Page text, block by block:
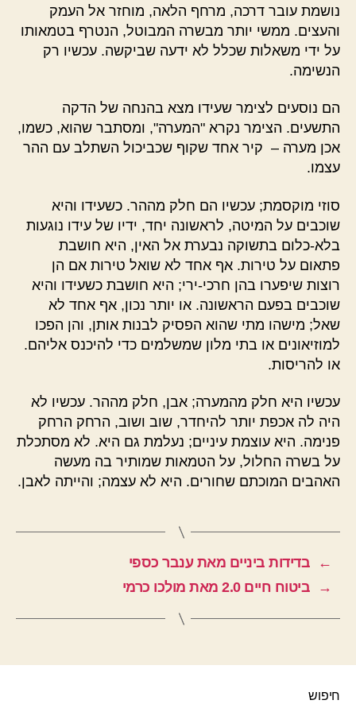
נושמת עובר דרכה, מרחף הלאה, מוחזר אל העמק
והעצים. ממשי יותר מבשרה המבוטל, הנטרף בטמאותו
על ידי משאלות שכלל לא ידעה שביקשה. עכשיו רק
הנשימה.
הם נוסעים לצימר שעידו מצא בהנחה של הדקה
התשעים. הצימר נקרא "המערה", ומסתבר שהוא, כשמו,
אכן מערה – קיר אחד שקוף שכביכול השתלב עם ההר
עצמו.
סוזי מוקסמת; עכשיו הם חלק מההר. כשעידו והיא
שוכבים על המיטה, לראשונה יחד, ידיו של עידו נוגעות
בלא-כלום בתשוקה נבערת אל האין, היא חושבת
פתאום על טירות. אף אחד לא שואל טירות אם הן
רוצות שיפערו בהן חרכי-ירי; היא חושבת כשעידו והיא
שוכבים בפעם הראשונה. או יותר נכון, אף אחד לא
שאל; מישהו מתי שהוא הפסיק לבנות אותן, והן הפכו
למוזיאונים או בתי מלון שמשלמים כדי להיכנס אליהם.
או להריסות.
עכשיו היא חלק מהמערה; אבן, חלק מההר. עכשיו לא
היה לה אכפת יותר להיחדר, שוב ושוב, הרחק הרחק
פנימה. היא עוצמת עיניים; נעלמת גם היא. לא מסתכלת
על בשרה החלול, על הטמאות שמותיר בה מעשה
האהבים המוכתם שחורים. היא לא עצמה; והייתה לאבן.
←
בדידות ביניים מאת ענבר כספי
→
ביטוח חיים 2.0 מאת מולכו כרמי
חיפוש